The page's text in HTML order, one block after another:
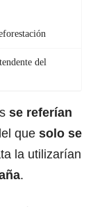
del
se referían
que solo se
la utilizarían
.